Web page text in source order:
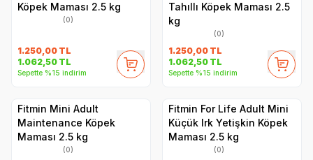
Köpek Maması 2.5 kg
(0)
1.250,00 TL
1.062,50 TL
Sepette %15 indirim
Tahıllı Köpek Maması 2.5
kg
(0)
1.250,00 TL
1.062,50 TL
Sepette %15 indirim
Fitmin Mini Adult
Maintenance Köpek
Maması 2.5 kg
(0)
Fitmin For Life Adult Mini
Küçük Irk Yetişkin Köpek
Maması 2.5 kg
(0)